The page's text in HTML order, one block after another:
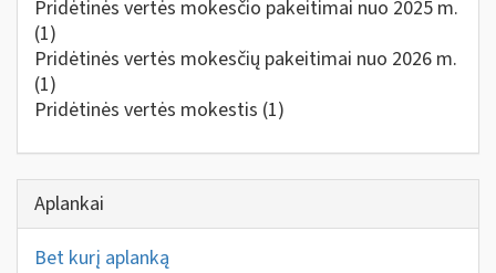
Pridėtinės vertės mokesčio pakeitimai nuo 2025 m.
(1)
Pridėtinės vertės mokesčių pakeitimai nuo 2026 m.
(1)
Pridėtinės vertės mokestis (1)
Aplankai
Bet kurį aplanką